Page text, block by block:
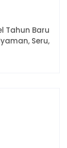
Tahun Baru
Seru,